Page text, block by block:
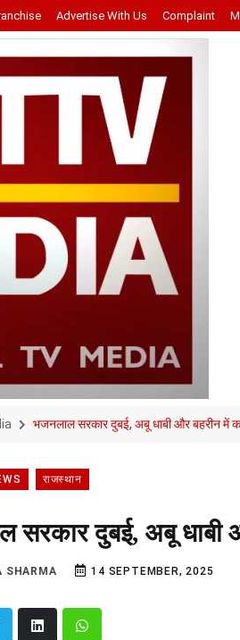
Advertise With Us Complaint
भजनलाल सरकार दुबई, अबू धाबी और बहरीन में
राजस्थान
सरकार दुबई, अबू धाबी
SHARMA 14 SEPTEMBER, 2025